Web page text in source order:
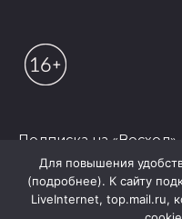
Подписка на «Восход»
© 2026 Редакция
Для повышения
(подробнее). К сайту
LiveInternet, top.mail.ru,